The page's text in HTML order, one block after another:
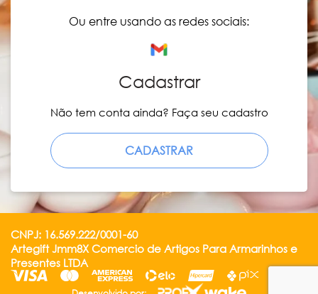
Ou entre usando as redes sociais:
Cadastrar
Não tem conta ainda? Faça seu cadastro
CADASTRAR
CNPJ: 16.569.222/0001-60
Artegift Jmm8X Comercio de Artigos Para Armarinhos e
Presentes LTDA